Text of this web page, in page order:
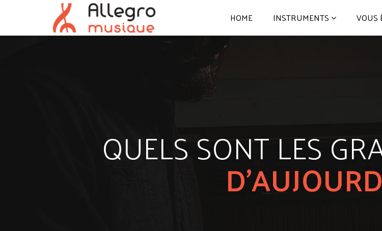
HOME INSTRUMENTS VOUS
QUELS SONT LES